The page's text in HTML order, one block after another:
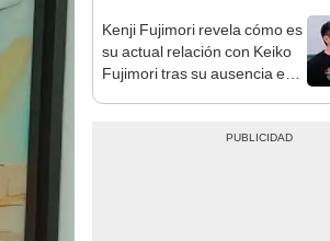
dos años"
Kenji Fujimori revela cómo es
su actual relación con Keiko
Fujimori tras su ausencia en